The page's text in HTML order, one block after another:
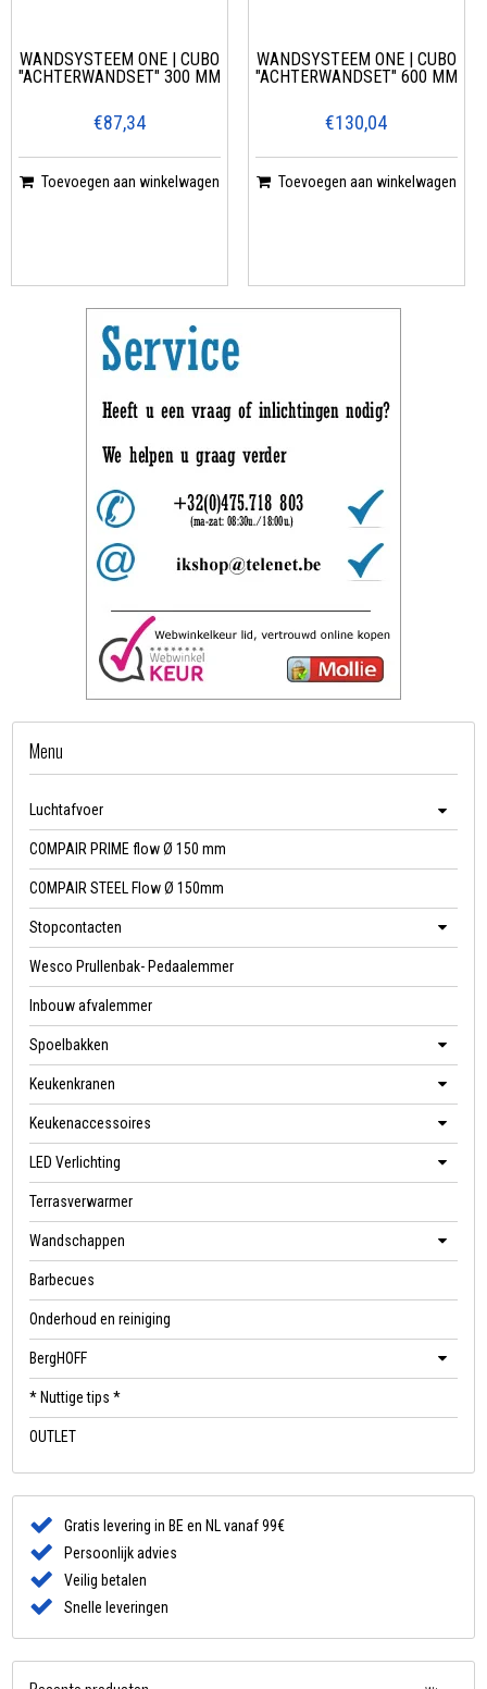
WANDSYSTEEM ONE | CUBO
"ACHTERWANDSET" 300 MM
€87,34
Toevoegen aan winkelwagen
WANDSYSTEEM ONE | CUBO
"ACHTERWANDSET" 600 MM
€130,04
Toevoegen aan winkelwagen
Menu
Luchtafvoer
COMPAIR PRIME flow Ø 150 mm
COMPAIR STEEL Flow Ø 150mm
Stopcontacten
Wesco Prullenbak- Pedaalemmer
Inbouw afvalemmer
Spoelbakken
Keukenkranen
Keukenaccessoires
LED Verlichting
Terrasverwarmer
Wandschappen
Barbecues
Onderhoud en reiniging
BergHOFF
* Nuttige tips *
OUTLET
Gratis levering in BE en NL vanaf 99€
Persoonlijk advies
Veilig betalen
Snelle leveringen